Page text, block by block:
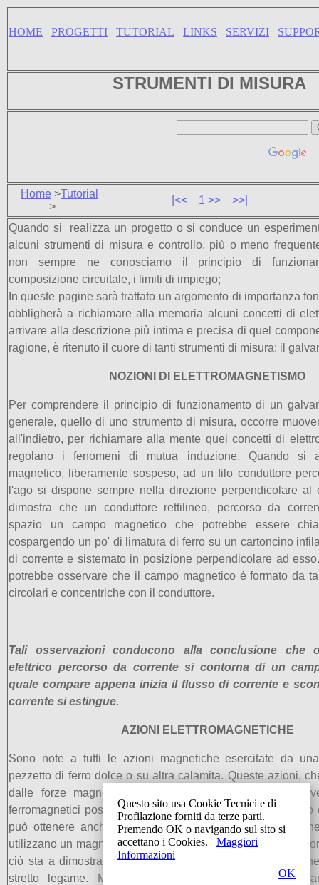
HOME PROGETTI TUTORIAL LINKS SERVIZI
STRUMENTI DI MISURA
Home >Tutorial
>
|<< 1 >> >>|
Quando si realizza un progetto o si conduce un
alcuni strumenti di misura e controllo, più o meno
non sempre ne conosciamo il principio di
composizione circuitale, i limiti di impiego;
In queste pagine sarà trattato un argomento di importanza
obbligherà a richiamare alla memoria alcuni concetti di
arrivare alla descrizione più intima e precisa di quel
ragione, è ritenuto il cuore di tanti strumenti di misura: il
NOZIONI DI ELETTROMAGNETISMO
Per comprendere il principio di funzionamento di un
generale, quello di uno strumento di misura, occorre
all'indietro, per richiamare alla mente quei concetti di
regolano i fenomeni di mutua induzione. Quando si
magnetico, liberamente sospeso, ad un filo conduttore
l'ago si dispone sempre nella direzione perpendicolare al
dimostra che un conduttore rettilineo, percorso da
spazio un campo magnetico che potrebbe essere
cospargendo un po' di limatura di ferro su un cartoncino
di corrente e sistemato in posizione perpendicolare ad
potrebbe osservare che il campo magnetico è formato da
circolari e concentriche con il conduttore.
Tali osservazioni conducono alla conclusione che
elettrico percorso da corrente si contorna di un
quale compare appena inizia il flusso di corrente e
corrente si estingue.
AZIONI ELETTROMAGNETICHE
Sono note a tutti le azioni magnetiche esercitate da
pezzetto di ferro dolce o su altra calamita. Queste azioni,
dalle forze magnetiche, danno luogo a spostamenti
ferromagnetici posti a contatto. Ebbene, questo stesso tipo
può ottenere anche quando, in sostituzione di due
utilizzano un magnete permanente e un filo conduttore
ciò sta a dimostrare che tra la corrente elettrica e il
stretto legame. Ma per ottenere un movimento
Questo sito usa Cookie Tecnici e di
Profilazione forniti da terze parti.
Premendo OK o navigando sul sito si
accettano i Cookies.
Maggiori
Informazioni
OK